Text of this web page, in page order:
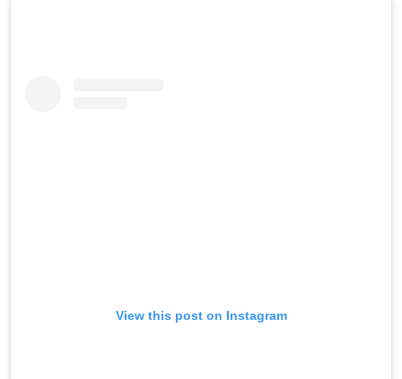
View this post on Instagram